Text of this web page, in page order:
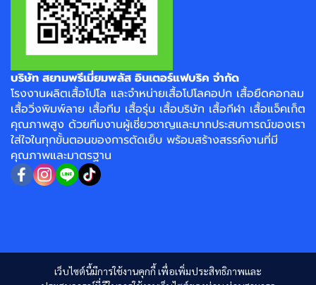
เว็บไซต์นี้มีการใช้งานคุกกี้ เพื่อเพิ่มประสิทธิภาพและ
บริษัท สยามพรีเมี่ยมพลัส อินเตอร์แฟบริค จำกัด
โรงงานผลิตเสื้อโปโล และจำหน่ายเสื้อโปโลคอปก เสื้อยืดคอกลม
เสื้อวิ่งพิมพ์ลาย เสื้อทีม เสื้อรุ่น เสื้อบริษัท เสื้อกีฬา เสื้อแจ็คเก็ต
คุณภาพสูง ด้วยทีมงานผู้เชี่ยวชาญและมากประสบการณ์ของเรา
ใส่ใจในทุกขั้นตอนของการตัดเย็บ พร้อมสร้างสรรค์งานที่มี
คุณภาพและมาตรฐาน